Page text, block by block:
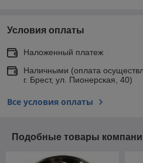
Условия оплаты
Наложенный платеж
Наличными (оплата
г. Брест, ул. Пионерская, 40)
Все условия оплаты
Подобные товары